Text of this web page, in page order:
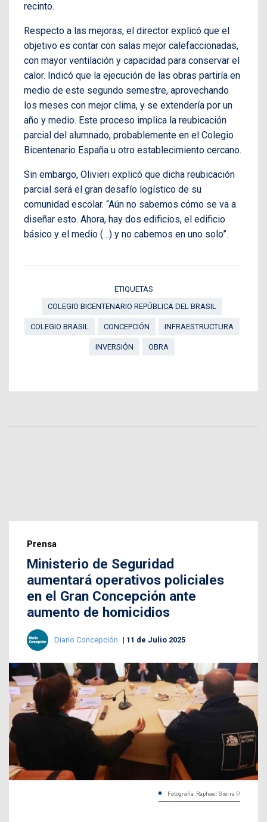
recinto.
Respecto a las mejoras, el director explicó que el
objetivo es contar con salas mejor calefaccionadas,
con mayor ventilación y capacidad para conservar el
calor. Indicó que la ejecución de las obras partiría en
medio de este segundo semestre, aprovechando
los meses con mejor clima, y se extendería por un
año y medio. Este proceso implica la reubicación
parcial del alumnado, probablemente en el Colegio
Bicentenario España u otro establecimiento cercano.
Sin embargo, Olivieri explicó que dicha reubicación
parcial será el gran desafío logístico de su
comunidad escolar. “Aún no sabemos cómo se va a
diseñar esto. Ahora, hay dos edificios, el edificio
básico y el medio (…) y no cabemos en uno solo”.
ETIQUETAS
COLEGIO BICENTENARIO REPÚBLICA DEL BRASIL
COLEGIO BRASIL CONCEPCIÓN INFRAESTRUCTURA
INVERSIÓN OBRA
Prensa
Ministerio de Seguridad
aumentará operativos policiales
en el Gran Concepción ante
aumento de homicidios
Diario Concepción 11 de Julio 2025
Fotografía: Raphael Sierra P.